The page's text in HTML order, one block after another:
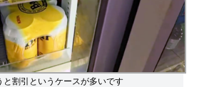
割引というケースが多いです